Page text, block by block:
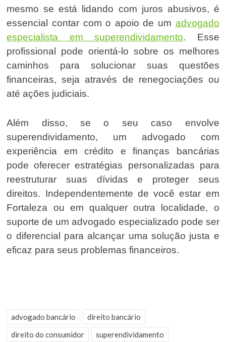
mesmo se está lidando com juros abusivos, é
essencial contar com o apoio de um advogado
especialista em superendividamento. Esse
profissional pode orientá-lo sobre os melhores
caminhos para solucionar suas questões
financeiras, seja através de renegociações ou
até ações judiciais.
Além disso, se o seu caso envolve
superendividamento, um advogado com
experiência em crédito e finanças bancárias
pode oferecer estratégias personalizadas para
reestruturar suas dívidas e proteger seus
direitos. Independentemente de você estar em
Fortaleza ou em qualquer outra localidade, o
suporte de um advogado especializado pode ser
o diferencial para alcançar uma solução justa e
eficaz para seus problemas financeiros.
advogado bancário
direito bancário
direito do consumidor
superendividamento